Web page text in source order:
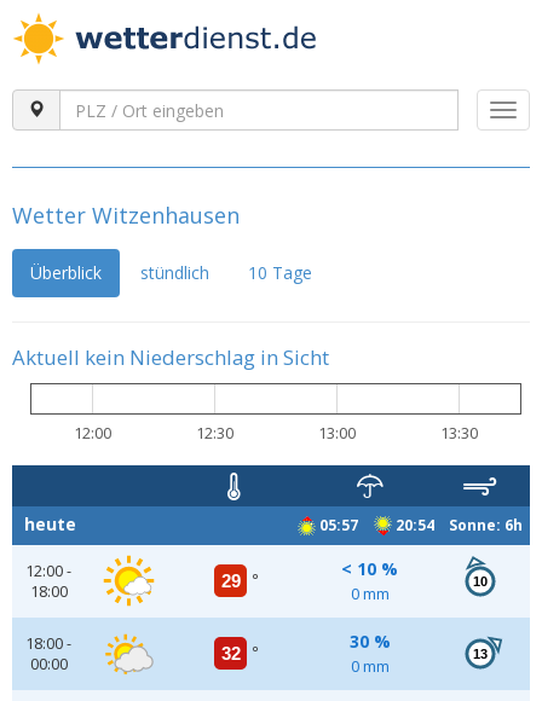
Wetter Witzenhausen
Überblick stündlich 10 Tage
Aktuell kein Niederschlag in Sicht
12:00 12:30 13:00 13:30
05:57 20:54 Sonne: 6h
heute
12:00 -
18:00
29 °
< 10 %
0 mm
10
18:00 -
00:00
32 °
30 %
0 mm
13